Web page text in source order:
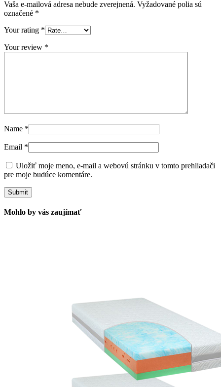
Vaša e-mailová adresa nebude zverejnená. Vyžadované polia sú
označené *
Your rating *
Your review *
Name *
Email *
Uložiť moje meno, e-mail a webovú stránku v tomto prehliadači
pre moje budúce komentáre.
Mohlo by vás zaujímať